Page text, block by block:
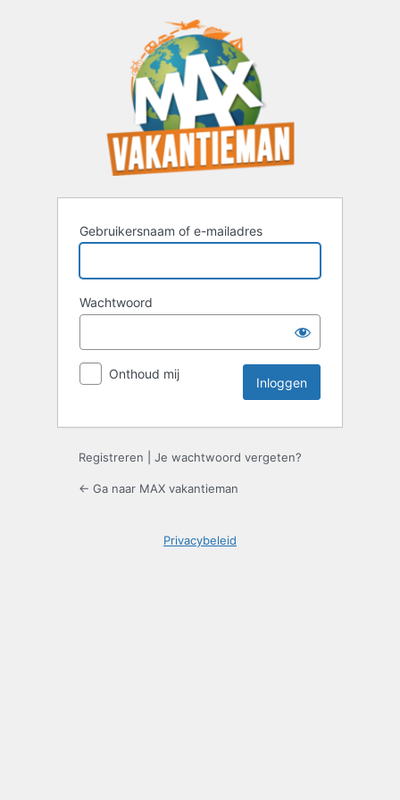
Gebruikersnaam of e-mailadres
Wachtwoord
Onthoud mij
Registreren Je wachtwoord vergeten?
← Ga naar MAX vakantieman
Privacybeleid